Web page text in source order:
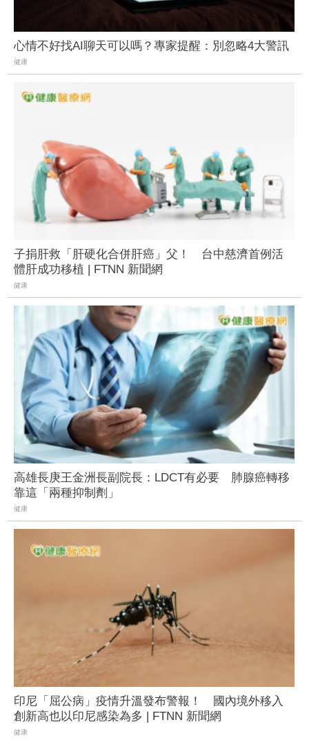
心情不好找AI聊天可以嗎？專家提醒：別忽略4大警訊
健康
子捐肝救「肝硬化合併肝癌」父！ 台中慈濟首例活
體肝成功移植 | FTNN 新聞網
健康
高雄長庚王金洲長副院長：LDCT有必要 肺腺癌轉移
靠這「兩種抑制劑」
健康
印尼「屈公病」疫情升溫發布警報！ 國內境外移入
創新高也以印尼感染為多 | FTNN 新聞網
健康